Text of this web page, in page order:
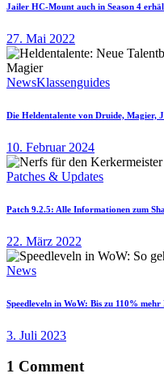
Jailer HC-Mount auch in Season 4
27. Mai 2022
NewsKlassenguides
Die Heldentalente von Druide, Magier,
10. Februar 2024
Patches & Updates
Patch 9.2.5: Alle Informationen zum
22. März 2022
News
Speedleveln in WoW: Bis zu 110%
3. Juli 2023
1 Comment